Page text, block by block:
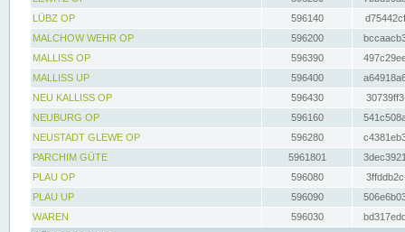
LÜBZ OP
596140
MALCHOW WEHR OP
596200
MALLISS OP
596390
MALLISS UP
596400
NEU KALLISS OP
596430
NEUBURG OP
596160
NEUSTADT GLEWE OP
596280
PARCHIM GÜTE
5961801
PLAU OP
596080
PLAU UP
596090
WAREN
596030